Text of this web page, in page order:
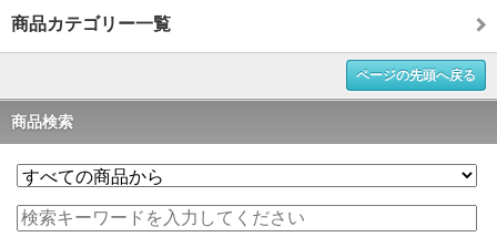
商品カテゴリー一覧
ページの先頭へ戻る
商品検索